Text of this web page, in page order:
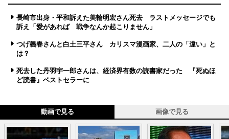
長崎市出身・平和訴えた美輪明宏さん死去 ラストメッセージでも
訴え「愛があれば 戦争なんか起こりません」
つげ義春さんと白土三平さん カリスマ漫画家、二人の「違い」と
は？
死去した丹羽宇一郎さんは、経済界有数の読書家だった 『死ぬほ
ど読書』ベストセラーに
動画で見る 画像で見る